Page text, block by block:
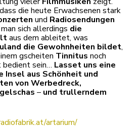
die heute Erwachsenen stark
und Radiosendungen
sich allerdings die
aus dem ableitet, was
die Gewohnheiten bildet,
gscheiten Tinnitus noch
bedient sein… Lasset uns eine
Insel aus Schönheit und
von Werbedreck,
– und trullerndem
artarium/